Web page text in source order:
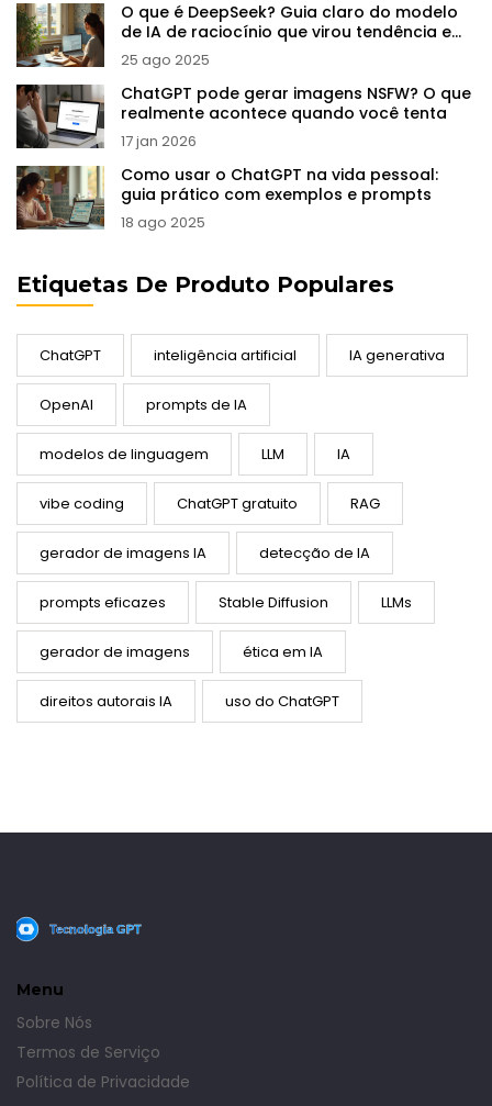
O que é DeepSeek? Guia claro do modelo
de IA de raciocínio que virou tendência em
2025
25 ago 2025
ChatGPT pode gerar imagens NSFW? O que
realmente acontece quando você tenta
17 jan 2026
Como usar o ChatGPT na vida pessoal:
guia prático com exemplos e prompts
18 ago 2025
Etiquetas De Produto Populares
ChatGPT inteligência artificial IA generativa
OpenAI prompts de IA
modelos de linguagem LLM IA
vibe coding ChatGPT gratuito RAG
gerador de imagens IA detecção de IA
prompts eficazes Stable Diffusion LLMs
gerador de imagens ética em IA
direitos autorais IA uso do ChatGPT
Menu
Sobre Nós
Termos de Serviço
Política de Privacidade